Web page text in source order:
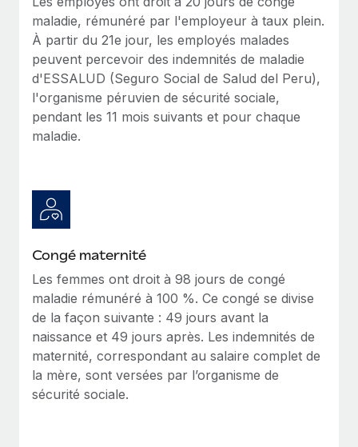
En savoir plus
maladie, rémunéré par l'employeur à taux plein.
À partir du 21e jour, les employés malades
peuvent percevoir des indemnités de maladie
d'ESSALUD (Seguro Social de Salud del Peru),
l'organisme péruvien de sécurité sociale,
pendant les 11 mois suivants et pour chaque
maladie.
Congé maternité
Les femmes ont droit à 98 jours de congé
maladie rémunéré à 100 %. Ce congé se divise
de la façon suivante : 49 jours avant la
naissance et 49 jours après. Les indemnités de
maternité, correspondant au salaire complet de
la mère, sont versées par l’organisme de
sécurité sociale.